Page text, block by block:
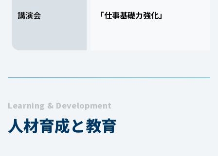
講演会 「仕事基礎力強化」
Learning & Development
人材育成と教育